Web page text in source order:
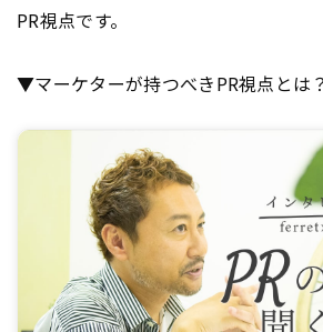
PR視点です。
▼マーケターが持つべきPR視点とは？